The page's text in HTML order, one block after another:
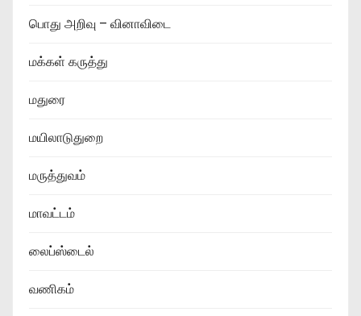
பொது அறிவு – வினாவிடை
மக்கள் கருத்து
மதுரை
மயிலாடுதுறை
மருத்துவம்
மாவட்டம்
லைப்ஸ்டைல்
வணிகம்